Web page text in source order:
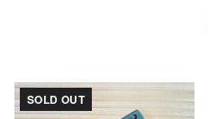
SOLD OUT